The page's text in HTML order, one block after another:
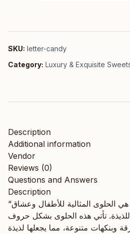
SKU: letter-candy
Category: Luxury & Exquisite
Description
Additional information
Vendor
Reviews (0)
Questions and Answers
Description
“كاندي حروف المحروسة” هي الحلوى المثالية للأطفال وعشاق
تأتي هذه الحلوى بشكل حروف
وبنكهات متنوعة، مما يجعلها لذيذة